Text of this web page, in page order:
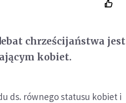
chrześcijaństwa jest
kobiet.
ds. równego statusu kobiet i